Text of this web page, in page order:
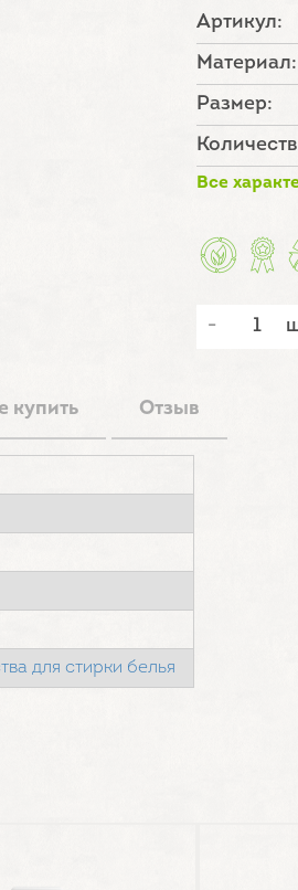
Артикул:
Материал:
Размер:
Все
купить Отзыв
для стирки белья